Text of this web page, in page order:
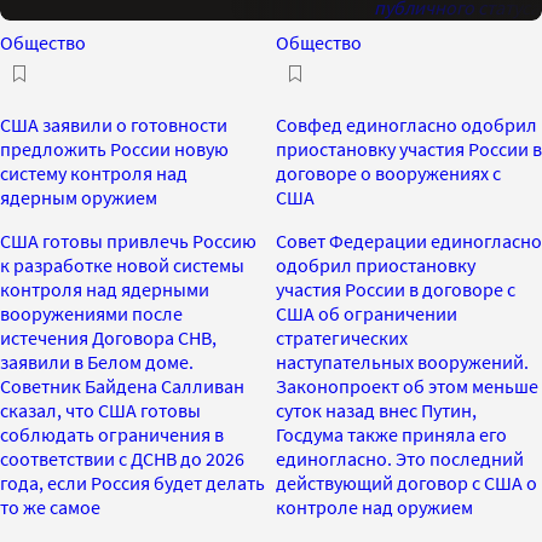
публичного статуса
Общество
США заявили о готовности
предложить России новую
систему контроля над
ядерным оружием
США готовы привлечь Россию
к разработке новой системы
контроля над ядерными
вооружениями после
истечения Договора СНВ,
заявили в Белом доме.
Советник Байдена Салливан
сказал, что США готовы
соблюдать ограничения в
соответствии с ДСНВ до 2026
года, если Россия будет делать
то же самое
Общество
Совфед единогласно одобрил
приостановку участия России в
договоре о вооружениях с
США
Совет Федерации единогласно
одобрил приостановку
участия России в договоре с
США об ограничении
стратегических
наступательных вооружений.
Законопроект об этом меньше
суток назад внес Путин,
Госдума также приняла его
единогласно. Это последний
действующий договор с США о
контроле над оружием